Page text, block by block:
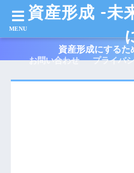
資産形成 -未
お問い合わせ プライバ
資産形成にするた